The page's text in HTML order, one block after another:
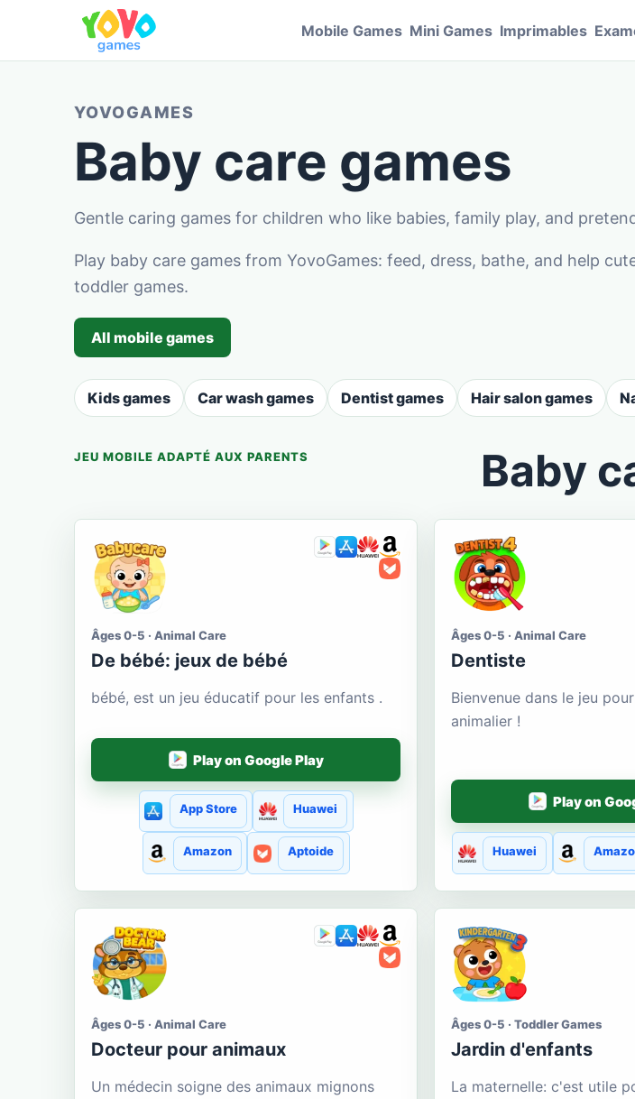
Mobile Games Mini Games Imprimables
YOVOGAMES
Baby care games
Gentle caring games for children who like babies, family play, and
Play baby care games from YovoGames: feed, dress, bathe, and help
toddler games.
All mobile games
Kids games Car wash games Dentist games Hair salon games
JEU MOBILE ADAPTÉ AUX PARENTS Baby
Âges 0-5 · Animal Care
De bébé: jeux de bébé
bébé, est un jeu éducatif pour les enfants .
Play on Google Play
App Store Huawei
Amazon Aptoide
Âges 0-5 · Animal Care
Dentiste
Bienvenue dans le jeu
animalier !
Play on
Huawei
Âges 0-5 · Animal Care
Docteur pour animaux
Un médecin soigne des animaux mignons
Âges 0-5 · Toddler Games
Jardin d'enfants
La maternelle: c'est utile